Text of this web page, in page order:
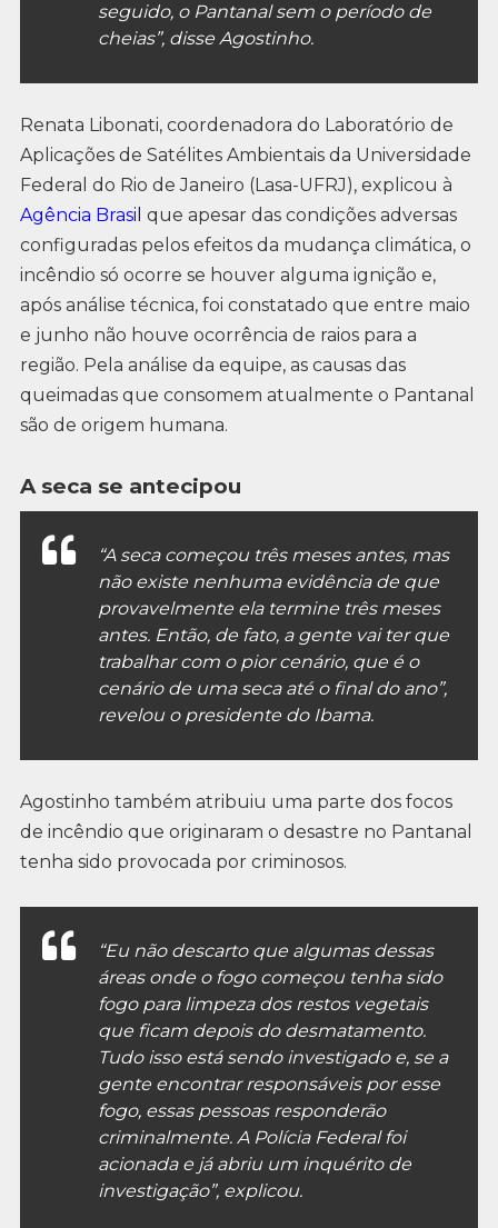
seguido, o Pantanal sem o período de
cheias”, disse Agostinho.
Renata Libonati, coordenadora do Laboratório de
Aplicações de Satélites Ambientais da Universidade
Federal do Rio de Janeiro (Lasa-UFRJ), explicou à
Agência Brasil que apesar das condições adversas
configuradas pelos efeitos da mudança climática, o
incêndio só ocorre se houver alguma ignição e,
após análise técnica, foi constatado que entre maio
e junho não houve ocorrência de raios para a
região. Pela análise da equipe, as causas das
queimadas que consomem atualmente o Pantanal
são de origem humana.
A seca se antecipou
“A seca começou três meses antes, mas
não existe nenhuma evidência de que
provavelmente ela termine três meses
antes. Então, de fato, a gente vai ter que
trabalhar com o pior cenário, que é o
cenário de uma seca até o final do ano”,
revelou o presidente do Ibama.
Agostinho também atribuiu uma parte dos focos
de incêndio que originaram o desastre no Pantanal
tenha sido provocada por criminosos.
“Eu não descarto que algumas dessas
áreas onde o fogo começou tenha sido
fogo para limpeza dos restos vegetais
que ficam depois do desmatamento.
Tudo isso está sendo investigado e, se a
gente encontrar responsáveis por esse
fogo, essas pessoas responderão
criminalmente. A Polícia Federal foi
acionada e já abriu um inquérito de
investigação”, explicou.